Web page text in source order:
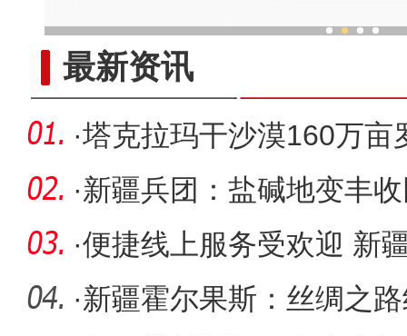
最新资讯
·塔克拉玛干沙漠160万亩
·新疆兵团：盐碱地变丰
·便捷线上服务受欢迎 新
用户
·新疆霍尔果斯：丝绸之